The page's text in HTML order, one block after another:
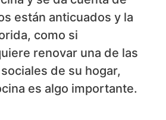
están anticuados y la
como si
renovar una de las
de su hogar,
es algo importante.